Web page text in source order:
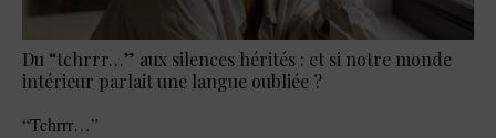
Du “tchrrr…” aux silences hérités : et si notre monde
intérieur parlait une langue oubliée ?
“Tchrrr…”